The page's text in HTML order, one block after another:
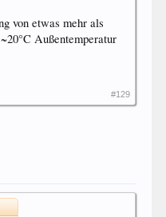
von etwas mehr als
Außentemperatur
#129